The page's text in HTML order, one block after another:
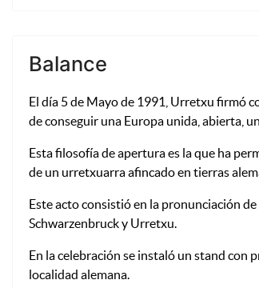
Balance
El día 5 de Mayo de 1991, Urretxu firmó
de conseguir una Europa unida, abierta,
Esta filosofía de apertura es la que ha
de un urretxuarra afincado en tierras
Este acto consistió en la pronunciación
Schwarzenbruck y Urretxu.
En la celebración se instaló un stand con
localidad alemana.